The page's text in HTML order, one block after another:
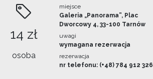
14 zł
osoba
miejsce
Galeria „Panorama”, Plac
Dworcowy 4, 33-100 Tarnów
uwagi
wymagana rezerwacja
rezerwacja
nr telefonu: (+48) 784 912 326